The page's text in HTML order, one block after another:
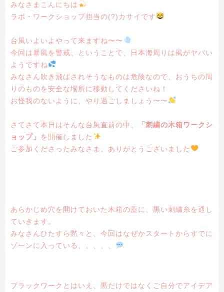
みなさまこんにちは
ラボ・ワークショップ担当の(?)カサイです
台風いよいよやって来ますね〜〜
今回は暴風を警戒、ということで、日本海周りは風がヤバい
ようですね
みなさん吹き飛ばされそうなものは危険なので、おうちの周
りのものを安全な場所に移動してくださいね！
お怪我のないように、やり過ごしましょう〜〜
さてさて本日はそんな台風直前の中、
「刺繍の木箱ワークシ
ョップ」
を開催しました
ご参加くださったみなさま、ありがとうございました
あらかじめ穴を開けておいた木箱の蓋に、黒い刺繍糸を通し
ていきます。
みなさんひたすら黙々と、今回はなぜかスタートからすでに
ゾーンに入っている、、、、、
ブラックワークとはいえ、黒だけではなくご自分でアイデア